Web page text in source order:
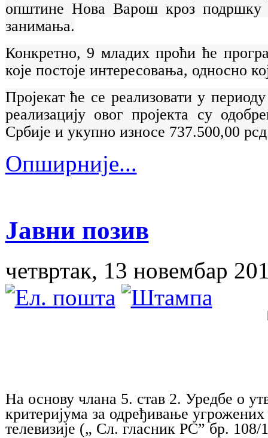
општине Нова Варош кроз подршку
занимања.
Конкретно, 9 младих проћи ће
које постоје интересовања, односно
Пројекат ће се реализовати у
реализацију овог пројекта су
Србије и укупно износе 737.500,00
Опширније...
Јавни позив
четвртак, 13 новембар
На основу члана 5. став 2. Уредбе о
критеријума за одређивање
телевизије („ Сл. гласник РС” бр. 108/